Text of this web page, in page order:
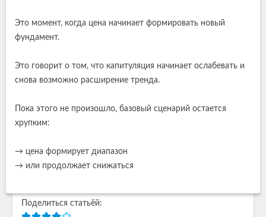
Это момент, когда цена начинает формировать новый
фундамент.
Это говорит о том, что капитуляция начинает ослабевать и
снова возможно расширение тренда.
Пока этого не произошло, базовый сценарий остается
хрупким:
→ цена формирует диапазон
→ или продолжает снижаться
Поделиться статьёй: